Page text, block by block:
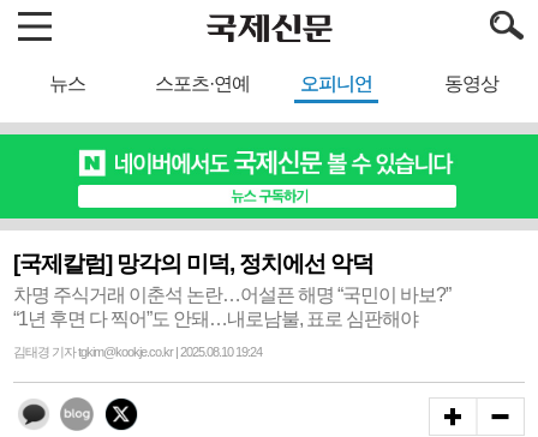
뉴스 스포츠·연예 오피니언 동영상
[국제칼럼] 망각의 미덕, 정치에선 악덕
차명 주식거래 이춘석 논란…어설픈 해명 “국민이 바보?”
“1년 후면 다 찍어”도 안돼…내로남불, 표로 심판해야
김태경 기자 tgkim@kookje.co.kr | 2025.08.10 19:24